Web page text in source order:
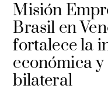
Misión
Brasil en
fortalece la
económica
bilateral